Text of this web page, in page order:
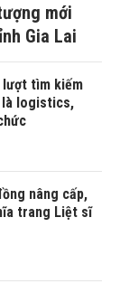
mới
Gia Lai
lượt tìm kiếm
là logistics,
nâng cấp,
trang Liệt sĩ